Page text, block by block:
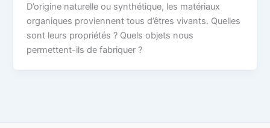
D’origine naturelle ou synthétique, les matériaux
organiques proviennent tous d’êtres vivants. Quelles
sont leurs propriétés ? Quels objets nous
permettent-ils de fabriquer ?